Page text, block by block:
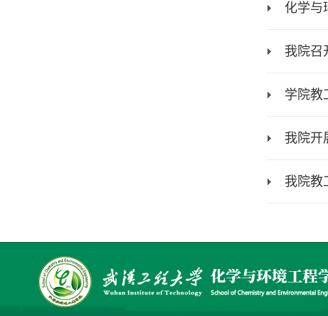
化学与
我院召
学院教
我院开
我院教